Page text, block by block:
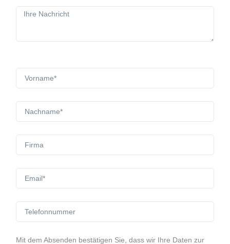
Mit dem Absenden bestätigen Sie, dass wir Ihre Daten zur